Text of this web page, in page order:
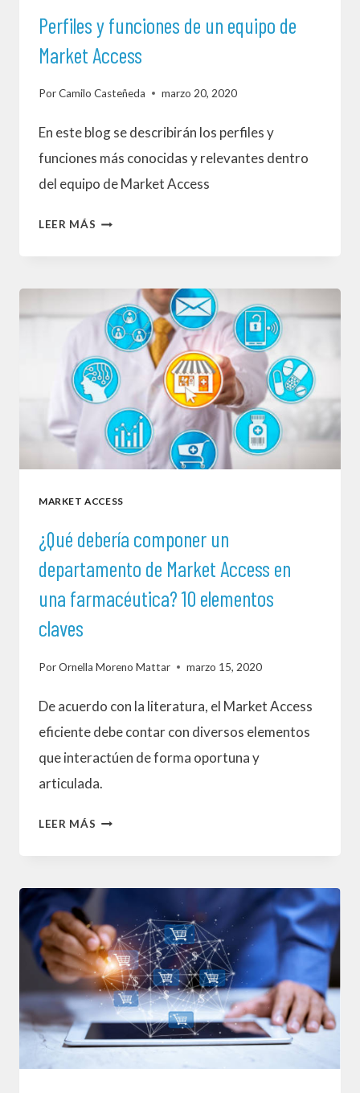
SECTOR
Perfiles y funciones de un equipo de
Market Access
PorCamilo Casteñeda marzo 20, 2020
En este blog se describirán los perfiles y
funciones más conocidas y relevantes dentro
del equipo de Market Access
LEER MÁS PERFILES
UN
EQUIPO
DE
MARKET
ACCESS
MARKET ACCESS
¿Qué debería componer un
departamento de Market Access en
una farmacéutica? 10 elementos
claves
PorOrnella Moreno Mattar marzo 15, 2020
De acuerdo con la literatura, el Market Access
eficiente debe contar con diversos elementos
que interactúen de forma oportuna y
articulada.
LEER MÁS ¿QUÉ
DEPARTAMENTO
DE
MARKET
ACCESS
EN